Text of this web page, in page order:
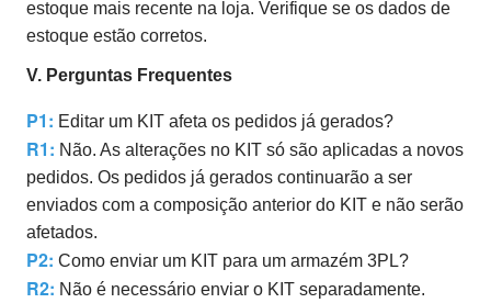
estoque mais recente na loja. Verifique se os dados de
estoque estão corretos.
V. Perguntas Frequentes
P1: Editar um KIT afeta os pedidos já gerados?
R1: Não. As alterações no KIT só são aplicadas a novos
pedidos. Os pedidos já gerados continuarão a ser
enviados com a composição anterior do KIT e não serão
afetados.
P2: Como enviar um KIT para um armazém 3PL?
R2: Não é necessário enviar o KIT separadamente.